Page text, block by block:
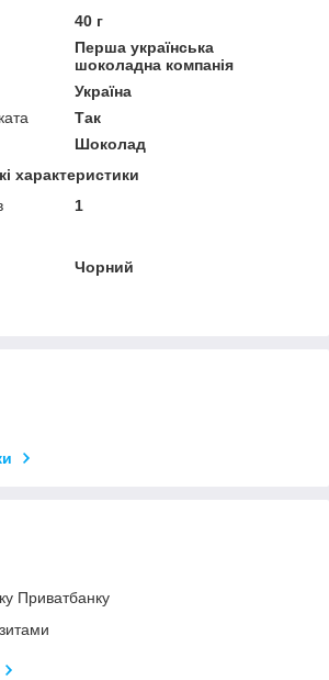
40 г
Перша українська
шоколадна компанія
Україна
Так
Шоколад
характеристики
1
Чорний
Приватбанку